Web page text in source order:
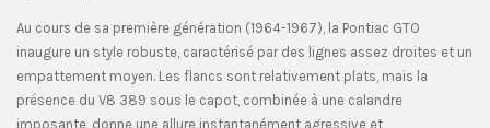
Au cours de sa première génération (1964-1967), la Pontiac GTO
inaugure un style robuste, caractérisé par des lignes assez droites et un
empattement moyen. Les flancs sont relativement plats, mais la
présence du V8 389 sous le capot, combinée à une calandre
imposante, donne une allure instantanément agressive et